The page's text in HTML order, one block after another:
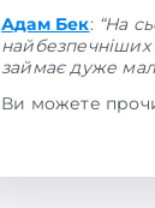
Адам Бек: “На
найбезпечніших
займає дуже
Ви можете